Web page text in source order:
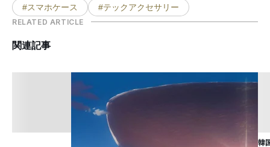
#スマホケース
#テックアクセサリー
RELATED ARTICLE
関連記事
韓